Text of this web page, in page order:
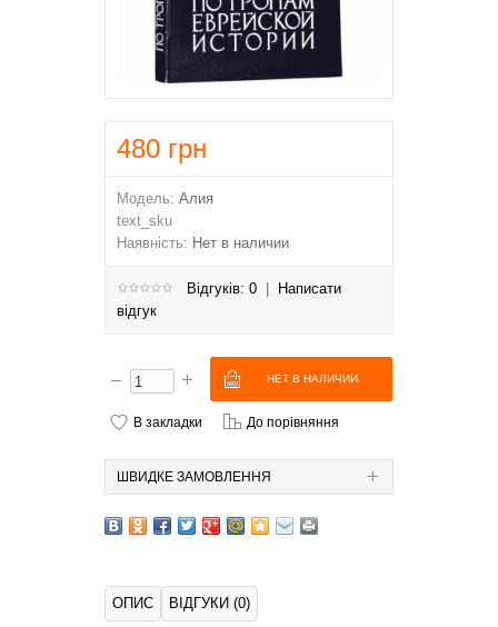
480 грн
Модель: Алия
text_sku
Наявність: Нет в наличии
Відгуків: 0
Написати
відгук
В закладки До порівняння
ШВИДКЕ ЗАМОВЛЕННЯ
ОПИС ВІДГУКИ (0)